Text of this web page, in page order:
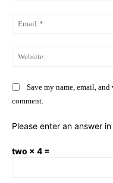
Save my name, email,
comment.
Please enter an answer
two × 4 =